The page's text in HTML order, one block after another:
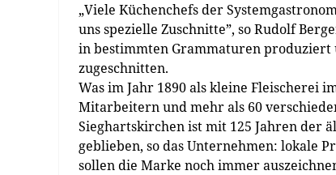
„Viele Küchenchefs der
uns spezielle ­Zuschnitte”, so Rudolf
in bestimmten Grammaturen produziert
zugeschnitten.
Was im Jahr 1890 als kleine Fleischerei
Mitarbeitern und mehr als 60
Sieghartskirchen ist mit 125 Jahren der
geblieben, so das Unternehmen: lokale
sollen die Marke noch immer